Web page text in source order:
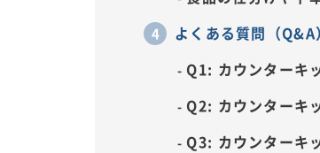
よくある質問（Q&A）
Q1: カウンターキ
Q2: カウンターキ
Q3: カウンターキ